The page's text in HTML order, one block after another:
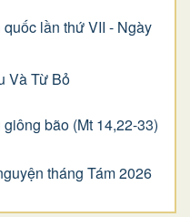
lần thứ VII - Ngày
Và Từ Bỏ
bão (Mt 14,22-33)
tháng Tám 2026